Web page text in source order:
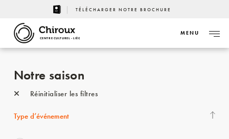
TÉLÉCHARGER NOTRE BROCHURE
CENTRE CULTUREL - LIÈGE
MENU
Notre saison
Réinitialiser les filtres
Type d’événement